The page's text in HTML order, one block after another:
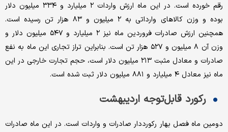
رقم خورده است. در این ماه ارزش واردات ۲ میلیارد و ۳۳۴ میلیون دلار
بوده و وزن کالاهای وارداتی به ۲ میلیون و ۸۳ هزار تن رسیده است.
همچنین ارزش صادرات فروردین ماه نیز ۲ میلیارد و ۵۴۷ میلیون دلار و
وزن آن ۸ میلیون و ۵۲۷ هزار تن است. بنابراین تراز تجاری این ماه به نفع
صادرات و معادل مثبت ۲۱۳ میلیون دلار است، حجم تجارت خارجی در این
ماه نیز معادل ۴ میلیارد و ۸۸۱ میلیون دلار ثبت شده است.
رکورد قابل‌توجه اردیبهشت
دومین ماه فصل بهار رکورددار صادرات و واردات است. در این ماه صادرات